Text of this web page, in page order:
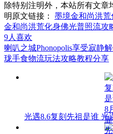
除特别注明外，本站所有文章
明原文链接： 墨境金和尚洪
金和尚洪荒化身佛光普照流攻
9人喜欢
喇叭之城Phonopolis享受寂静
珑手食物流玩法攻略教程分享
光遇8.6复刻先祖是谁 光